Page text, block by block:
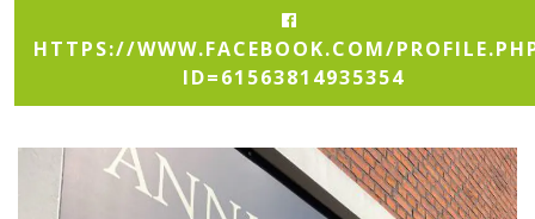
HTTPS://WWW.FACEBOOK.COM/
ID=61563814935354